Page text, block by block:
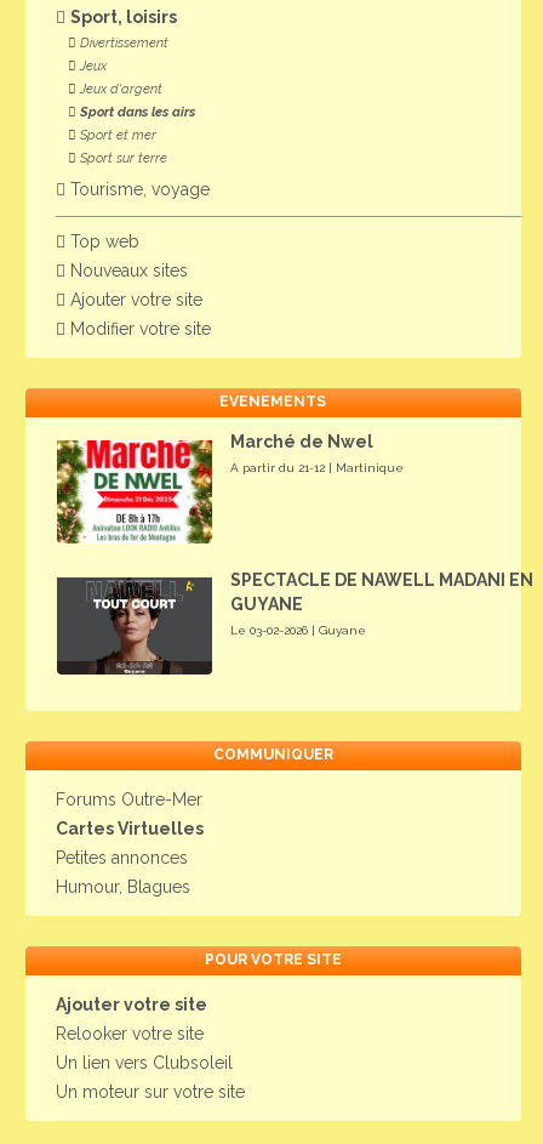
Sport, loisirs
Divertissement
Jeux
Jeux d'argent
Sport dans les airs
Sport et mer
Sport sur terre
Tourisme, voyage
Top web
Nouveaux sites
Ajouter votre site
Modifier votre site
EVENEMENTS
Marché de Nwel
A partir du 21-12 | Martinique
SPECTACLE DE NAWELL MADANI EN
GUYANE
Le 03-02-2026 | Guyane
COMMUNIQUER
Forums Outre-Mer
Cartes Virtuelles
Petites annonces
Humour, Blagues
POUR VOTRE SITE
Ajouter votre site
Relooker votre site
Un lien vers Clubsoleil
Un moteur sur votre site